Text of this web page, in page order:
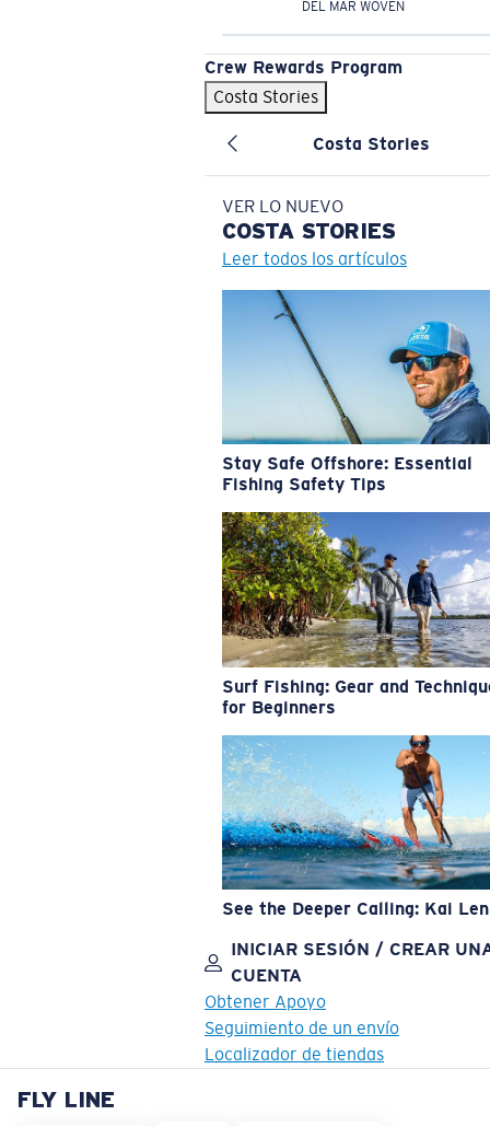
DEL MAR WOVEN
Crew Rewards Program
Costa Stories
Costa Stories
VER LO NUEVO
COSTA STORIES
Leer todos los artículos
Stay Safe Offshore: Essential
Fishing Safety Tips
Surf Fishing: Gear and
for Beginners
See the Deeper Calling: Kai
INICIAR SESIÓN / CREAR
CUENTA
Obtener Apoyo
Seguimiento de un envío
Localizador de tiendas
OBJETIVO ACTUALIZADO
FLY LINE